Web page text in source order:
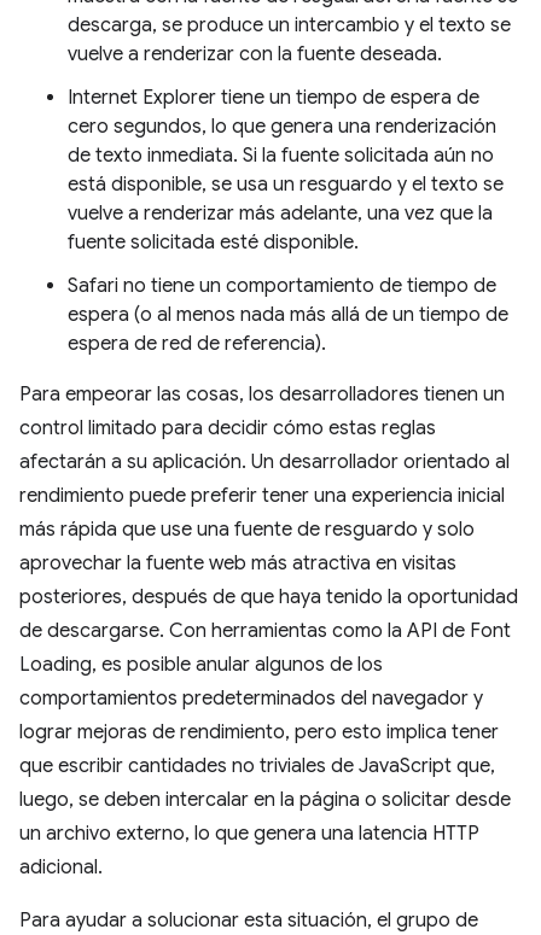
descarga, se produce un intercambio y el texto se
vuelve a renderizar con la fuente deseada.
Internet Explorer tiene un tiempo de espera de
cero segundos, lo que genera una renderización
de texto inmediata. Si la fuente solicitada aún no
está disponible, se usa un resguardo y el texto se
vuelve a renderizar más adelante, una vez que la
fuente solicitada esté disponible.
Safari no tiene un comportamiento de tiempo de
espera (o al menos nada más allá de un tiempo de
espera de red de referencia).
Para empeorar las cosas, los desarrolladores tienen un
control limitado para decidir cómo estas reglas
afectarán a su aplicación. Un desarrollador orientado al
rendimiento puede preferir tener una experiencia inicial
más rápida que use una fuente de resguardo y solo
aprovechar la fuente web más atractiva en visitas
posteriores, después de que haya tenido la oportunidad
de descargarse. Con herramientas como la API de Font
Loading, es posible anular algunos de los
comportamientos predeterminados del navegador y
lograr mejoras de rendimiento, pero esto implica tener
que escribir cantidades no triviales de JavaScript que,
luego, se deben intercalar en la página o solicitar desde
un archivo externo, lo que genera una latencia HTTP
adicional.
Para ayudar a solucionar esta situación, el grupo de